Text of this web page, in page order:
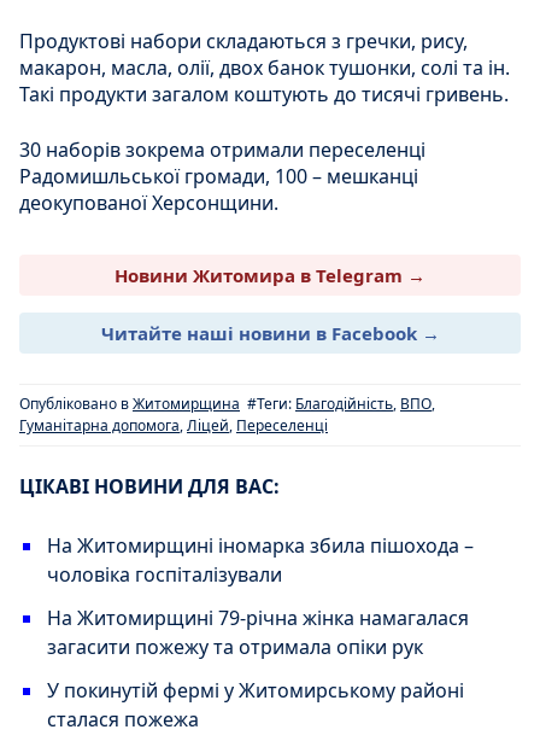
Продуктові набори складаються з гречки, рису,
макарон, масла, олії, двох банок тушонки, солі та ін.
Такі продукти загалом коштують до тисячі гривень.
30 наборів зокрема отримали переселенці
Радомишльської громади, 100 – мешканці
деокупованої Херсонщини.
Новини Житомира в Telegram →
Читайте наші новини в Facebook →
Опубліковано вЖитомирщина #Теги: Благодійність, ВПО,
Гуманітарна допомога,Ліцей, Переселенці
ЦІКАВІ НОВИНИ ДЛЯ ВАС:
На Житомирщині іномарка збила пішохода –
чоловіка госпіталізували
На Житомирщині 79-річна жінка намагалася
загасити пожежу та отримала опіки рук
У покинутій фермі у Житомирському районі
сталася пожежа